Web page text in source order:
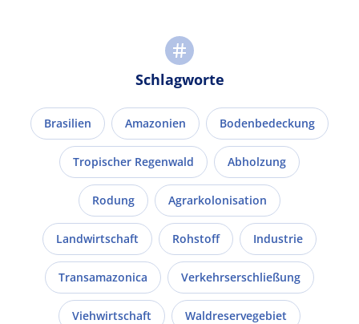
Schlagworte
Brasilien Amazonien Bodenbedeckung
Tropischer Regenwald Abholzung
Rodung Agrarkolonisation
Landwirtschaft Rohstoff Industrie
Transamazonica Verkehrserschließung
Viehwirtschaft Waldreservegebiet